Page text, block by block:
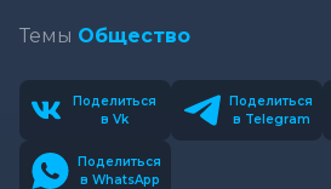
Темы Общество
Поделиться
в Vk
Поделиться
в Telegram
Поделиться
в WhatsApp